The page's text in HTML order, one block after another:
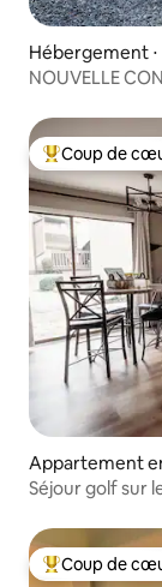
Hébergement
NOUVELLE
Coups de
Coup de
Appartement
Séjour golf sur
Coups de cœur
Coup de